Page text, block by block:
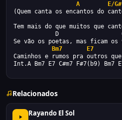
A E/G#
(Quem canta os encantos do
Tem mais do que muitos que
D
Se vão os poetas, mas ficam os
Bm7
E7
Caminhos e rumos pra outros que
Int.A Bm7 E7 C#m7 F#7(b9) Bm7
Relacionados
Rayando El Sol